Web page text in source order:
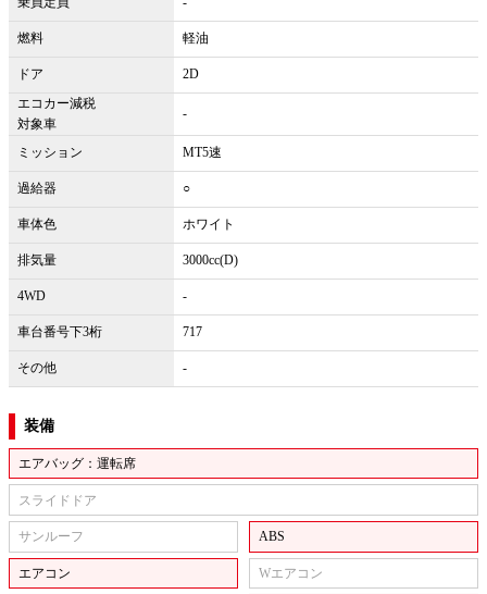
燃料 軽油
ドア
2D
エコカー減税
対象車
-
ミッション MT5速
過給器 ○
車体色 ホワイト
排気量 3000cc(D)
4WD -
車台番号下3桁 717
その他 -
装備
エアバッグ：運転席
スライドドア
サンルーフ ABS
エアコン Wエアコン